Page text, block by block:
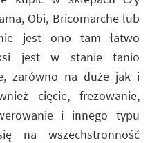
Obi, Bricomarche lub
jest ono tam łatwo
jest w stanie tanio
zarówno na duże jak i
cięcie, frezowanie,
i innego typu
na wszechstronność